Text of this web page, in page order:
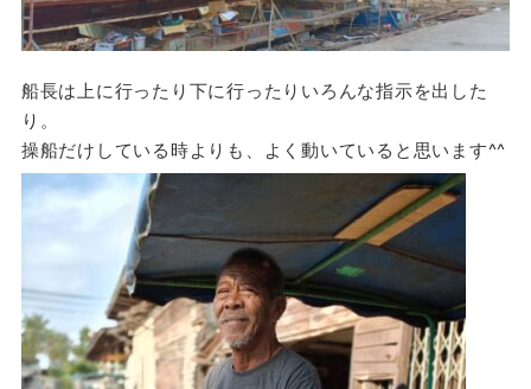
船長は上に行ったり下に行ったりいろんな指示を出した
り。
操船だけしている時よりも、よく動いていると思います^^